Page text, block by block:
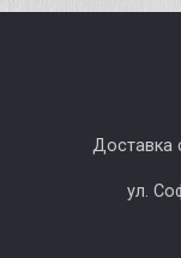
1
Доставка
ул.